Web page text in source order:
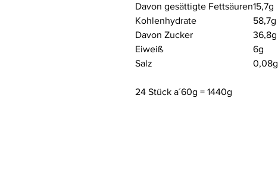
Davon gesättigte Fettsäuren15,7g
Kohlenhydrate
Davon Zucker
58,7g
36,8g
Eiweiß
6g
Salz
0,08g
24 Stück a´60g = 1440g